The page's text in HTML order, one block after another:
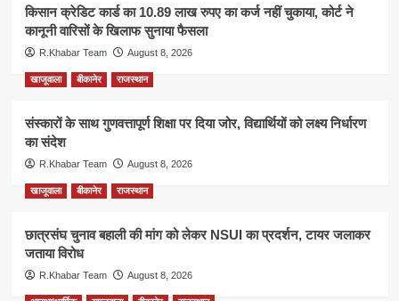
किसान क्रेडिट कार्ड का 10.89 लाख रुपए का कर्ज नहीं चुकाया, कोर्ट ने
कानूनी वारिसों के खिलाफ सुनाया फैसला
R.Khabar Team August 8, 2026
खाजूवाला बीकानेर राजस्थान
संस्कारों के साथ गुणवत्तापूर्ण शिक्षा पर दिया जोर, विद्यार्थियों को लक्ष्य निर्धारण
का संदेश
R.Khabar Team August 8, 2026
खाजूवाला बीकानेर राजस्थान
छात्रसंघ चुनाव बहाली की मांग को लेकर NSUI का प्रदर्शन, टायर जलाकर
जताया विरोध
R.Khabar Team August 8, 2026